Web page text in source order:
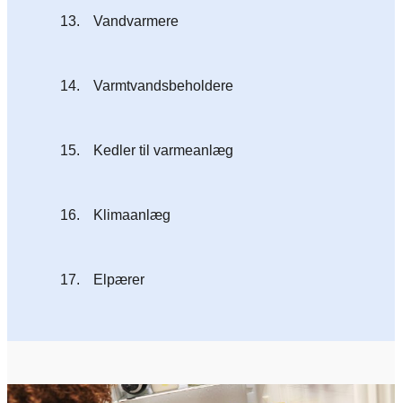
13. Vandvarmere
14. Varmtvandsbeholdere
15. Kedler til varmeanlæg
16. Klimaanlæg
17. Elpærer